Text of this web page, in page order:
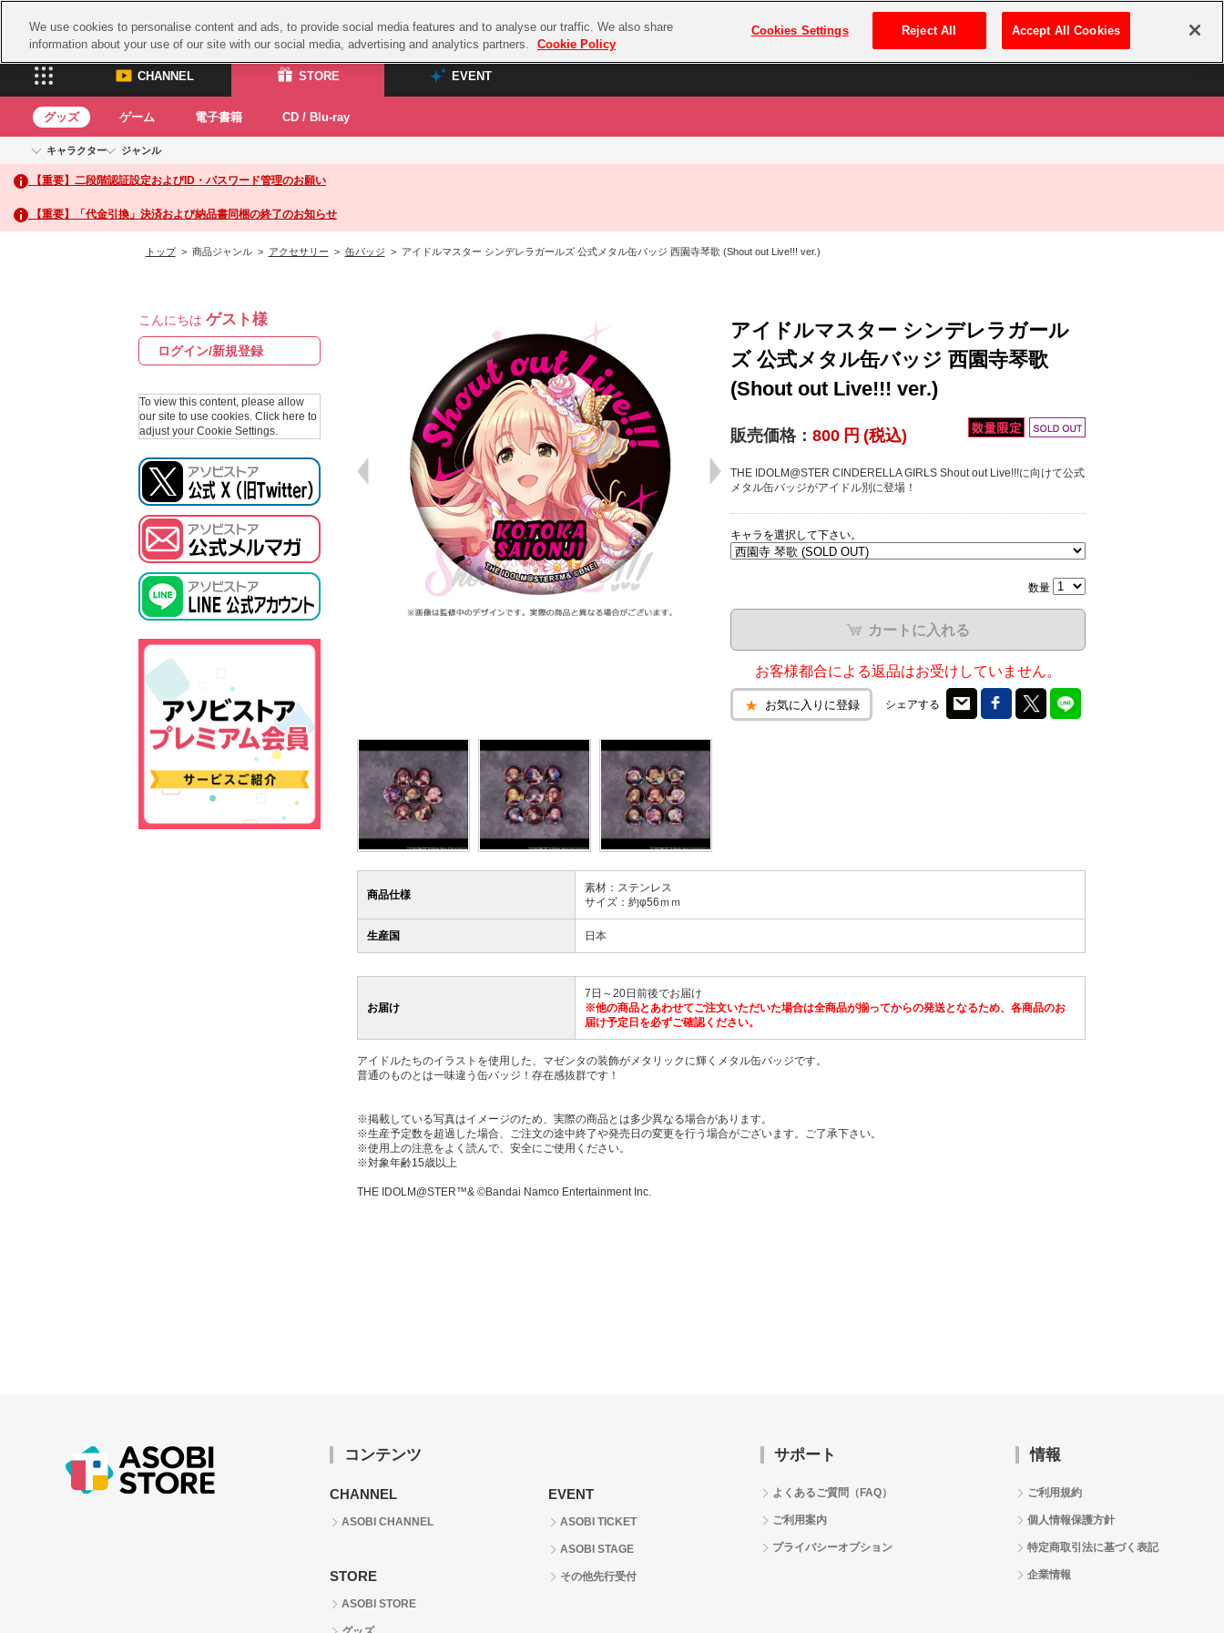
プレミアム会員とは ログイン・新規登録
CHANNEL STORE EVENT
CHANNEL
ASOBI CHANNEL TOP
STORE
ASOBI STORE TOP
グッズ
EVENT
ASOBI STAGE
グッズ ゲーム 電子書籍 CD / Blu-ray
キャラクター
アイドルマスターシリーズ
アイドルマスター
アイドルマスター シンデレラガールズ
アイドルマスター ミリオンライブ！
プロジェクトアイマス ヴイアライヴ
テイルズ オブ シリーズ
ガンダムシリーズ
ドラゴンボール
ラブライブ！サンシャイン‼
ラブライブ！虹ヶ咲学園スクールアイドル同好会
モフモフパレード
ジャンル
イベントグッズ
トイ・ホビー
【重要】二段階認証設定およびID・パスワード管理のお願い
【重要】「代金引換」決済および納品書同梱の終了のお知らせ
トップ> 商品ジャンル > アクセサリー > 缶バッジ > アイドルマスター シンデレラガールズ 公式メタル缶バッジ 西園寺琴歌 (Shout out Live!!! ver.)
こんにちは ゲスト様
ログイン/新規登録
To view this content, please allow
our site to use cookies. Click here to
adjust your Cookie Settings.
アイドルマスター シンデレラガール
ズ 公式メタル缶バッジ 西園寺琴歌
(Shout out Live!!! ver.)
販売価格： 800 円 (税込)
THE IDOLM@STER CINDERELLA GIRLS Shout out Live!!!に向けて公式
メタル缶バッジがアイドル別に登場！
キャラを選択して下さい。
数量
カートに入れる
お客様都合による返品はお受けしていません。
お気に入りに登録 シェアする
商品仕様
素材：ステンレス
サイズ：約φ56ｍｍ
生産国 日本
お届け
7日～20日前後でお届け
※他の商品とあわせてご注文いただいた場合は全商品が揃ってからの発送となるため、各商品のお
届け予定日を必ずご確認ください。
アイドルたちのイラストを使用した、マゼンタの装飾がメタリックに輝くメタル缶バッジです。
普通のものとは一味違う缶バッジ！存在感抜群です！
※掲載している写真はイメージのため、実際の商品とは多少異なる場合があります。
※生産予定数を超過した場合、ご注文の途中終了や発売日の変更を行う場合がございます。ご了承下さい。
※使用上の注意をよく読んで、安全にご使用ください。
※対象年齢15歳以上
THE IDOLM@STER™& ©Bandai Namco Entertainment Inc.
コンテンツ
CHANNEL
ASOBI CHANNEL
STORE
ASOBI STORE
EVENT
ASOBI TICKET
ASOBI STAGE
その他先行受付
サポート
よくあるご質問（FAQ）
ご利用案内
プライバシーオプション
情報
ご利用規約
個人情報保護方針
特定商取引法に基づく表記
企業情報
We use cookies to personalise content and ads, to provide social media features and to analyse our traffic. We also share
information about your use of our site with our social media, advertising and analytics partners.
Cookie Policy
Cookies Settings Reject All Accept All Cookies